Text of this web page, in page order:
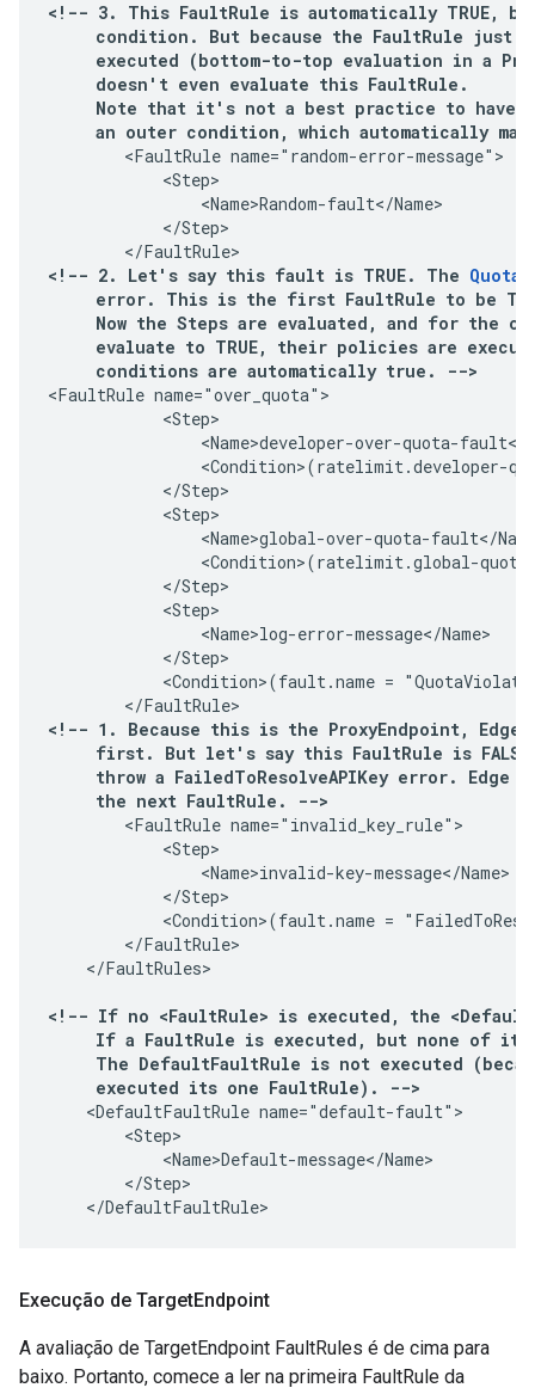
<!-- 3. This FaultRule is automatically TRUE,
condition. But because the FaultRule just
executed (bottom-to-top evaluation in a
     doesn't even evaluate this FaultRule.
Note that it's not a best practice to have
an outer condition, which automatically
        <FaultRule name="random-error-message">
            <Step>
                <Name>Random-fault</Name>
            </Step>
        </FaultRule>
<!-- 2. Let's say this fault is TRUE. The Quota
error. This is the first FaultRule to be
Now the Steps are evaluated, and for the
evaluate to TRUE, their policies are
     conditions are automatically true. -->
<FaultRule name="over_quota">
            <Step>
<Name>developer-over-quota-fault</
<Condition>(ratelimit.developer-
            </Step>
            <Step>
<Name>global-over-quota-fault</
<Condition>(ratelimit.global-
            </Step>
            <Step>
                <Name>log-error-message</Name>
            </Step>
<Condition>(fault.name =
<!-- 1. Because this is the ProxyEndpoint,
first. But let's say this FaultRule is
throw a FailedToResolveAPIKey error. Edge
     the next FaultRule. -->
        <FaultRule name="invalid_key_rule">
            <Step>
                <Name>invalid-key-message</Name>
            </Step>
<Condition>(fault.name =
        </FaultRule>
    </FaultRules>
<!-- If no <FaultRule> is executed, the
If a FaultRule is executed, but none of
The DefaultFaultRule is not executed
     executed its one FaultRule). -->
    <DefaultFaultRule name="default-fault">
        <Step>
            <Name>Default-message</Name>
        </Step>
    </DefaultFaultRule>
Execução de TargetEndpoint
A avaliação de TargetEndpoint FaultRules é de cima para
baixo. Portanto, comece a ler na primeira FaultRule da